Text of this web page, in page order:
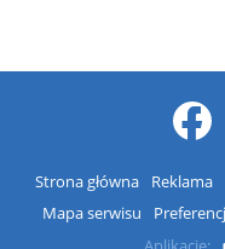
Strona główna Reklama
Mapa serwisu